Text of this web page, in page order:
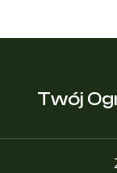
Twój